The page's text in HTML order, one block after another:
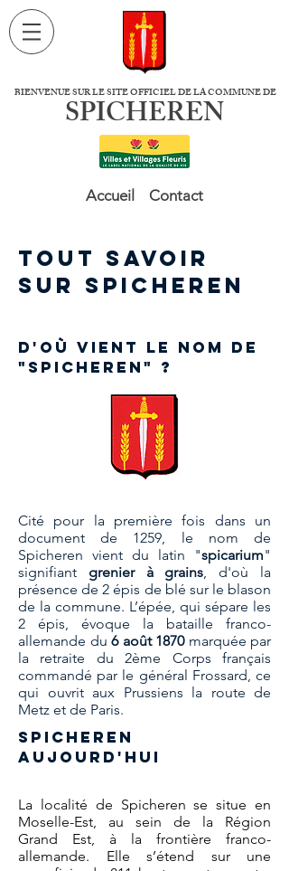
BIENVENUE SUR LE SITE OFFICIEL DE LA COMMUNE DE
SPICHEREN
Accueil Contact
Tout savoir
sur spicheren
d'où vient le nom de
"spicheren" ?
Cité pour la première fois dans un
document de 1259, le nom de
Spicheren vient du latin "spicarium"
signifiant grenier à grains, d'où la
présence de 2 épis de blé sur le blason
de la commune. L’épée, qui sépare les
2 épis, évoque la bataille franco-
allemande du 6 août 1870marquée par
la retraite du 2ème Corps français
commandé par le général Frossard, ce
qui ouvrit aux Prussiens la route de
Metz et de Paris.
Spicheren
aujourd'hui
La localité de Spicheren se situe en
Moselle-Est, au sein de la Région
Grand Est, à la frontière franco-
allemande. Elle s’étend sur une